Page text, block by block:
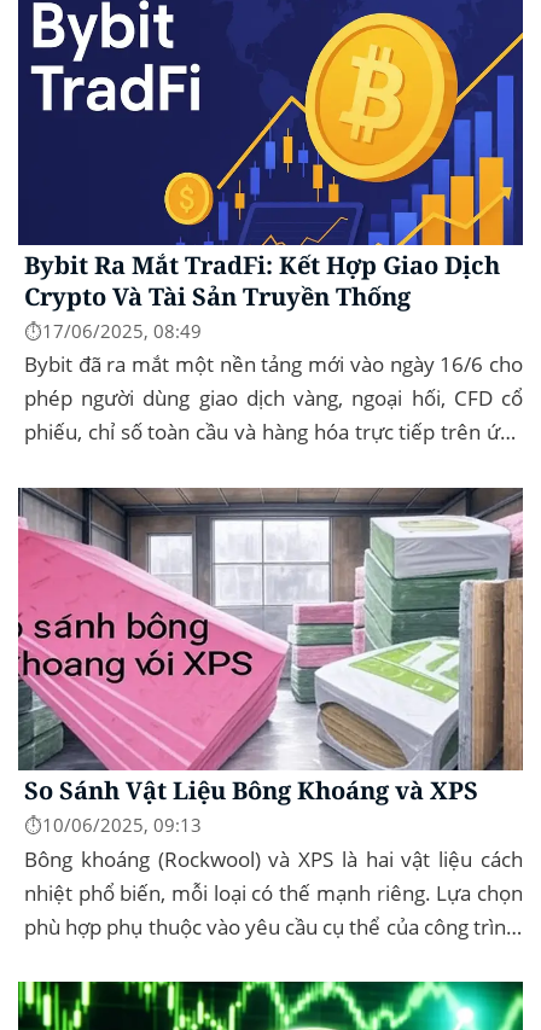
Bybit Ra Mắt TradFi: Kết Hợp Giao Dịch
Crypto Và Tài Sản Truyền Thống
⏱️17/06/2025, 08:49
Bybit đã ra mắt một nền tảng mới vào ngày 16/6 cho
phép người dùng giao dịch vàng, ngoại hối, CFD cổ
phiếu, chỉ số toàn cầu và hàng hóa trực tiếp trên ứng
So Sánh Vật Liệu Bông Khoáng và XPS
⏱️10/06/2025, 09:13
Bông khoáng (Rockwool) và XPS là hai vật liệu cách
nhiệt phổ biến, mỗi loại có thế mạnh riêng. Lựa chọn
phù hợp phụ thuộc vào yêu cầu cụ thể của công trình,